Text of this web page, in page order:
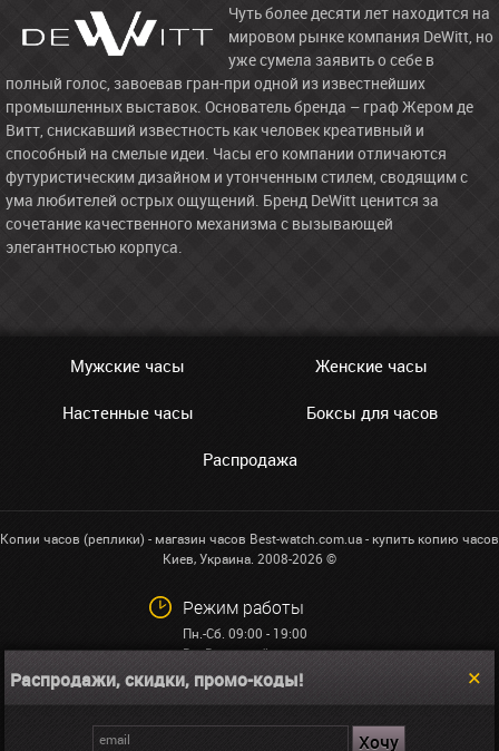
Чуть более десяти лет находится на
мировом рынке компания DeWitt, но
уже сумела заявить о себе в
полный голос, завоевав гран-при одной из известнейших
промышленных выставок. Основатель бренда – граф Жером де
Витт, снискавший известность как человек креативный и
способный на смелые идеи. Часы его компании отличаются
футуристическим дизайном и утонченным стилем, сводящим с
ума любителей острых ощущений. Бренд DeWitt ценится за
сочетание качественного механизма с вызывающей
элегантностью корпуса.
Мужские часы Женские часы
Настенные часы Боксы для часов
Распродажа
Копии часов (реплики) - магазин часов Best-watch.com.ua - купить копию часов
Киев, Украина. 2008-2026 ©
Режим работы
Пн.-Сб. 09:00 - 19:00
Вс: Выходной
+38 (068)591-32-23
info@best-watch.com.ua
Распродажи, скидки, промо-коды!